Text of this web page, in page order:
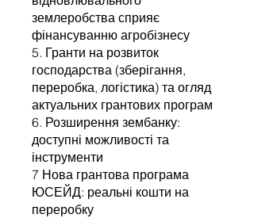
землеробства сприяє
фінансуванню агробізнесу
5. Гранти на розвиток
господарства (зберігання,
переробка, логістика) та огляд
актуальних грантових програм
6. Розширення зембанку:
доступні можливості та
інструменти
7 Нова грантова програма
ЮСЕЙД: реальні кошти на
переробку